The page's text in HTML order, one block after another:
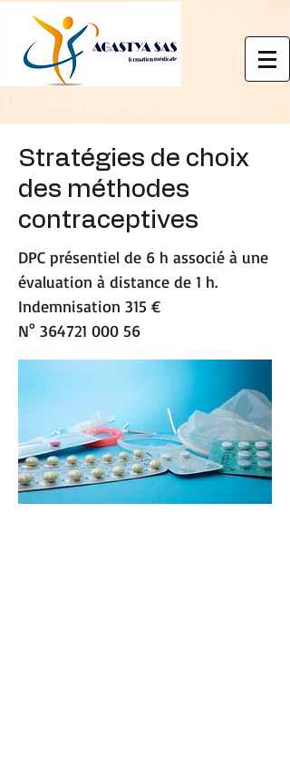
Votre Formation médicale
Stratégies de choix
des méthodes
contraceptives
DPC présentiel de 6 h associé à une
évaluation à distance de 1 h.
Indemnisation 315 €
N° 364721 000 56